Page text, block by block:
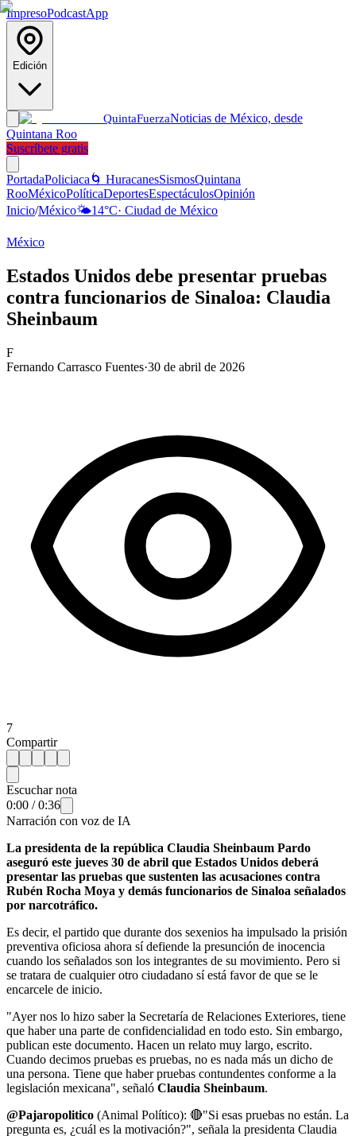
ImpresoPodcastApp
Edición
QuintaFuerzaNoticias de México, desde
Quintana Roo
Suscríbete gratis
PortadaPoliciaca 🌀 HuracanesSismosQuintana
RooMéxicoPolíticaDeportesEspectáculosOpinión
Inicio/México🌤️14°C· Ciudad de México
México
Estados Unidos debe presentar pruebas
contra funcionarios de Sinaloa: Claudia
Sheinbaum
F
Fernando Carrasco Fuentes·30 de abril de 2026
7
Compartir
Escuchar nota
0:00 /0:36
Narración con voz de IA
La presidenta de la república Claudia Sheinbaum Pardo
aseguró este jueves 30 de abril que Estados Unidos deberá
presentar las pruebas que sustenten las acusaciones contra
Rubén Rocha Moya y demás funcionarios de Sinaloa señalados
por narcotráfico.
Es decir, el partido que durante dos sexenios ha impulsado la prisión
preventiva oficiosa ahora sí defiende la presunción de inocencia
cuando los señalados son los integrantes de su movimiento. Pero si
se tratara de cualquier otro ciudadano sí está favor de que se le
encarcele de inicio.
"Ayer nos lo hizo saber la Secretaría de Relaciones Exteriores, tiene
que haber una parte de confidencialidad en todo esto. Sin embargo,
publican este documento. Hacen un relato muy largo, escrito.
Cuando decimos pruebas es pruebas, no es nada más un dicho de
una persona. Tiene que haber pruebas contundentes conforme a la
legislación mexicana", señaló Claudia Sheinbaum.
@Pajaropolitico (Animal Político): 🔴"Si esas pruebas no están. La
pregunta es, ¿cuál es la motivación?", señala la presidenta Claudia